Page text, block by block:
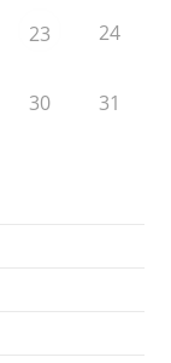
23 24
30 31